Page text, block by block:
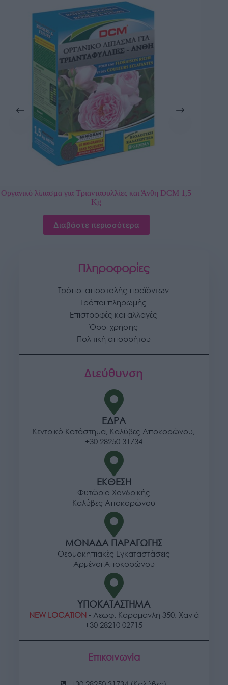
1,5
Fytopan για Κάκτους 300 ml
Προσθήκη στο καλάθι
Πληροφορίες
Τρόποι αποστολής προϊόντων
Τρόποι πληρωμής
Επιστροφές και αλλαγές
Όροι χρήσης
Πολιτική απορρήτου
Διεύθυνση
ΕΔΡΑ
Κεντρικό Κατάστημα, Καλύβες Αποκορώνου,
+30 28250 31734
ΕΚΘΕΣΗ
Φυτώριο Χονδρικής
Καλύβες Αποκορώνου
ΜΟΝΑΔΑ ΠΑΡΑΓΩΓΗΣ
Θερμοκηπιακές Εγκαταστάσεις
Αρμένοι Αποκορώνου
ΥΠΟΚΑΤΑΣΤΗΜΑ
NEW LOCATION- Λεωφ. Καραμανλή 350, Χανιά
+30 28210 02715
Επικοινωνία